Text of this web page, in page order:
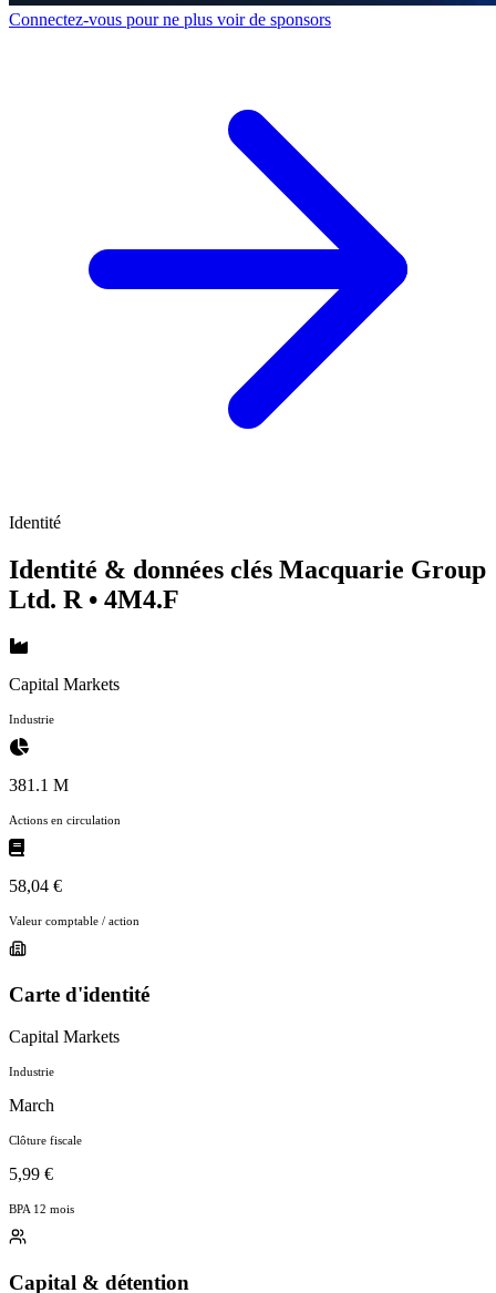
Connectez-vous pour ne plus voir de sponsors
Identité
Identité & données clés Macquarie Group
Ltd. R • 4M4.F
Capital Markets
Industrie
381.1 M
Actions en circulation
58,04 €
Valeur comptable / action
Carte d'identité
Capital Markets
Industrie
March
Clôture fiscale
5,99 €
BPA 12 mois
Capital & détention